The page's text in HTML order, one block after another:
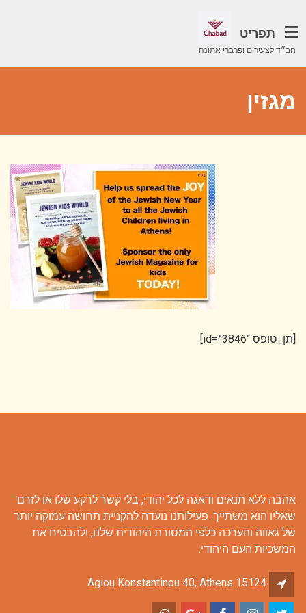
חב״ד לצעירים ופרברי אתונה
תפריט
מגזין
[תן_טופס id=”3846″]
אהבה ללא תנאים ודאגה לכל יהודי, בלי קשר לרקע שלו או לזרם
שאליו הוא משתייך. פעילותנו נועדה להקניית תחושה עמוקה יותר
של גאווה והערכה כלפי המסורת היהודית שלנו, ולהבטיח את
המשכיות העם היהודי.
Agiou Konstantinou 40, Athens 15124